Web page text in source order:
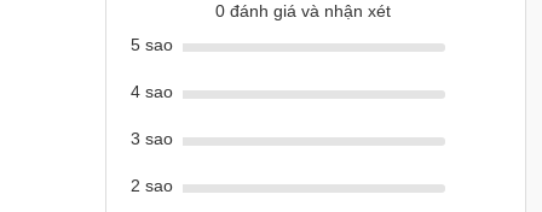
0 đánh giá và nhận xét
5 sao
4 sao
3 sao
2 sao